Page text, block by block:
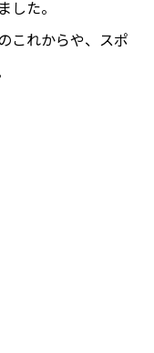
た。
これからや、スポ